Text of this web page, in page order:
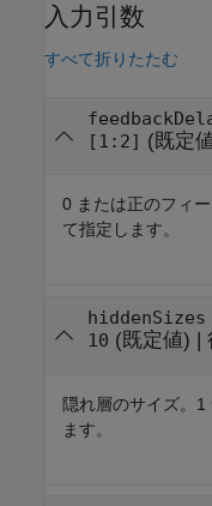
入力引数
すべて折りたたむ
[1:2] (既定
0 または正のフィ
て指定します。
hiddenSizes
10 (既定値) |
隠れ層のサイズ。1
ます。